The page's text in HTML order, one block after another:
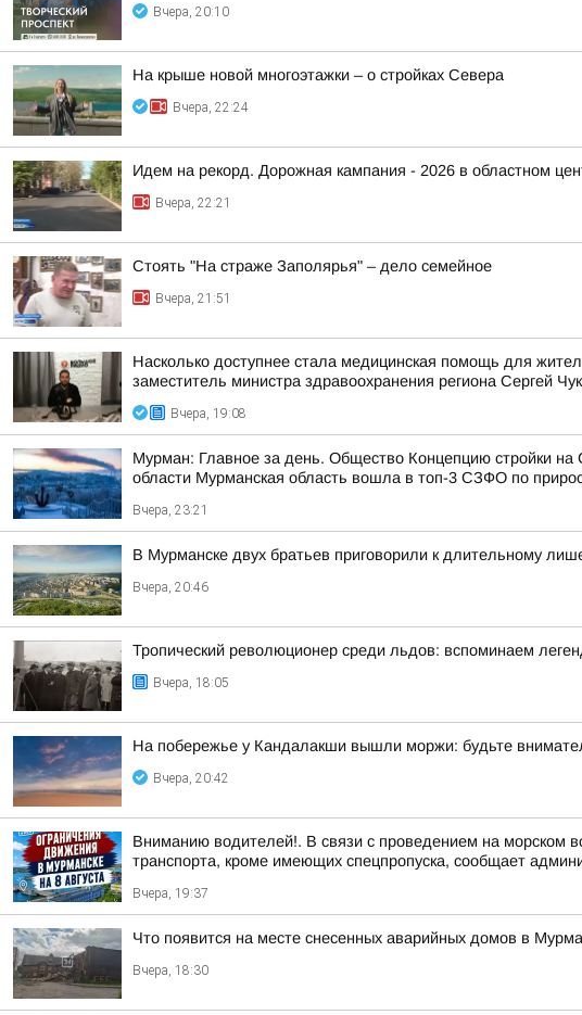
Вчера, 20:10
На крыше новой многоэтажки – о стройках Севера
Вчера, 22:24
Идем на рекорд. Дорожная кампания - 2026 в областном
Вчера, 22:21
Стоять "На страже Заполярья" – дело семейное
Вчера, 21:51
Насколько доступнее стала медицинская помощь для
заместитель министра здравоохранения региона Сергей
Вчера, 19:08
Мурман: Главное за день. Общество Концепцию стройки
области Мурманская область вошла в топ-3 СЗФО по
Вчера, 23:21
В Мурманске двух братьев приговорили к длительному
Вчера, 20:46
Тропический революционер среди льдов: вспоминаем
Вчера, 18:05
На побережье у Кандалакши вышли моржи: будьте
Вчера, 20:42
Вниманию водителей!. В связи с проведением на морском
транспорта, кроме имеющих спецпропуска, сообщает
Вчера, 19:37
Что появится на месте снесенных аварийных домов в
Вчера, 18:30